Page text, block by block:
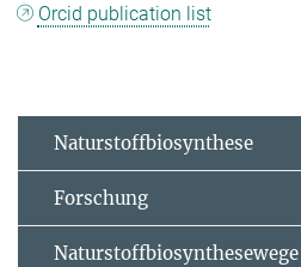
Orcid publication list
Naturstoffbiosynthese
Forschung